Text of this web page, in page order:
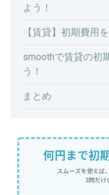
よう！
【賃貸】初期費用
smoothで賃貸の初
う！
まとめ
何円まで初
スムーズを使えば
3問だけ